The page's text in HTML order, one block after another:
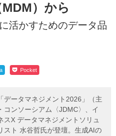
）から
活かすためのデータ品
Pocket
データマネジメント2026」（主
コンソーシアム〈JDMC〉、イ
X データマネジメントソリュ
スト 水谷哲氏が登壇。生成AIの